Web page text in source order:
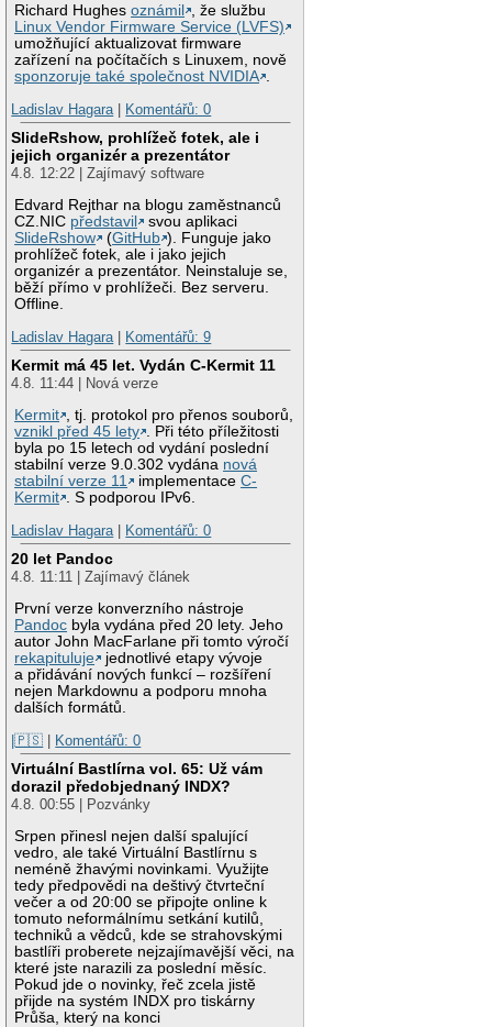
Richard Hughesoznámil
, že službu
Linux Vendor Firmware Service (LVFS)
umožňující aktualizovat firmware
zařízení na počítačích s Linuxem, nově
sponzoruje také společnost NVIDIA .
Ladislav Hagara | Komentářů: 0
SlideRshow, prohlížeč fotek, ale i
jejich organizér a prezentátor
4.8. 12:22 | Zajímavý software
Edvard Rejthar na blogu zaměstnanců
CZ.NIC představil
svou aplikaci
SlideRshow
(GitHub ). Funguje jako
prohlížeč fotek, ale i jako jejich
organizér a prezentátor. Neinstaluje se,
běží přímo v prohlížeči. Bez serveru.
Offline.
Ladislav Hagara | Komentářů: 9
Kermit má 45 let. Vydán C-Kermit 11
4.8. 11:44 | Nová verze
Kermit , tj. protokol pro přenos souborů,
vznikl před 45 lety . Při této příležitosti
byla po 15 letech od vydání poslední
stabilní verze 9.0.302 vydána nová
stabilní verze 11
implementaceC-
Kermit . S podporou IPv6.
Ladislav Hagara | Komentářů: 0
20 let Pandoc
4.8. 11:11 | Zajímavý článek
První verze konverzního nástroje
Pandoc byla vydána před 20 lety. Jeho
autor John MacFarlane při tomto výročí
rekapituluje
jednotlivé etapy vývoje
a přidávání nových funkcí – rozšíření
nejen Markdownu a podporu mnoha
dalších formátů.
|🇵🇸 | Komentářů: 0
Virtuální Bastlírna vol. 65: Už vám
dorazil předobjednaný INDX?
4.8. 00:55 | Pozvánky
Srpen přinesl nejen další spalující
vedro, ale také Virtuální Bastlírnu s
neméně žhavými novinkami. Využijte
tedy předpovědi na deštivý čtvrteční
večer a od 20:00 se připojte online k
tomuto neformálnímu setkání kutilů,
techniků a vědců, kde se strahovskými
bastlíři proberete nejzajímavější věci, na
které jste narazili za poslední měsíc.
Pokud jde o novinky, řeč zcela jistě
přijde na systém INDX pro tiskárny
Průša, který na konci